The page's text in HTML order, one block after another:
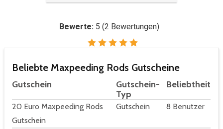
Bewerte: 5 (2 Bewertungen)
Beliebte Maxpeeding Rods Gutscheine
Gutschein
Gutschein-
Typ
Beliebtheit
20 Euro Maxpeeding Rods
Gutschein
Gutschein 8 Benutzer